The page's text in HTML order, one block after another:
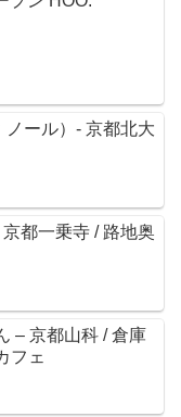
ール）- 京都北大
都一乗寺 / 路地奥
– 京都山科 / 倉庫
フェ